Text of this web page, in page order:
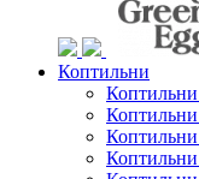
Коптильни
Коптильни